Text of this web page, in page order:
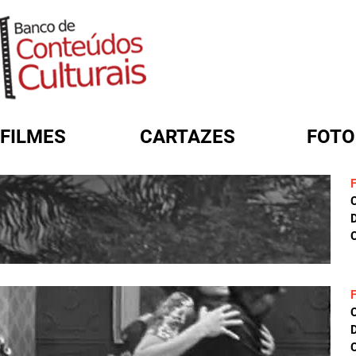
FILMES CARTAZES
FORMULÁRIO DE BUSCA